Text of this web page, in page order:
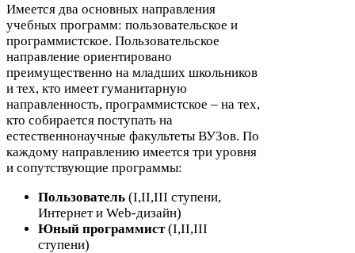
Имеется два основных направления
учебных программ: пользовательское и
программистское. Пользовательское
направление ориентировано
преимущественно на младших школьников
и тех, кто имеет гуманитарную
направленность, программистское – на тех,
кто собирается поступать на
естественнонаучные факультеты ВУЗов. По
каждому направлению имеется три уровня
и сопутствующие программы:
Пользователь (I,II,III ступени,
Интернет и Web-​дизайн)
Юный программист(I,II,III
ступени)